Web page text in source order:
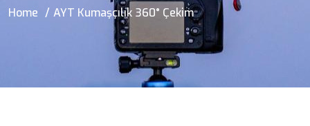
Home AYT Kumaşçılık 360° Çekim